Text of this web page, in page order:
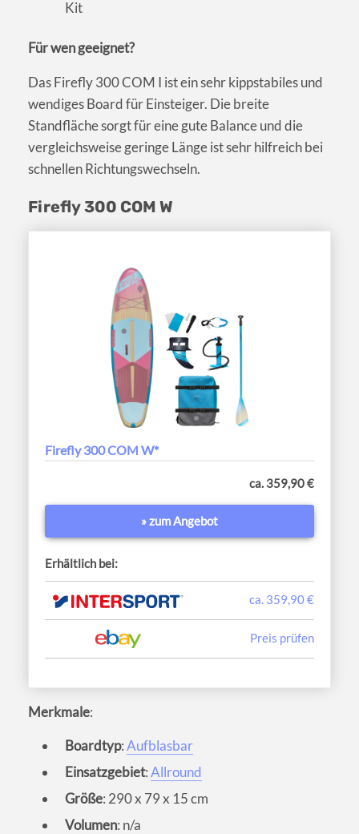
Kit
Für wen geeignet?
Das Firefly 300 COM I ist ein sehr kippstabiles und
wendiges Board für Einsteiger. Die breite
Standfläche sorgt für eine gute Balance und die
vergleichsweise geringe Länge ist sehr hilfreich bei
schnellen Richtungswechseln.
Firefly 300 COM W
Firefly 300 COM W*
ca. 359,90 €
» zum Angebot
Erhältlich bei:
ca. 359,90 €
Preis prüfen
Merkmale:
Boardtyp:Aufblasbar
Einsatzgebiet:Allround
Größe: 290 x 79 x 15 cm
Volumen: n/a